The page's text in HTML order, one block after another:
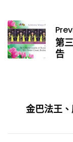
第
告
金巴法王